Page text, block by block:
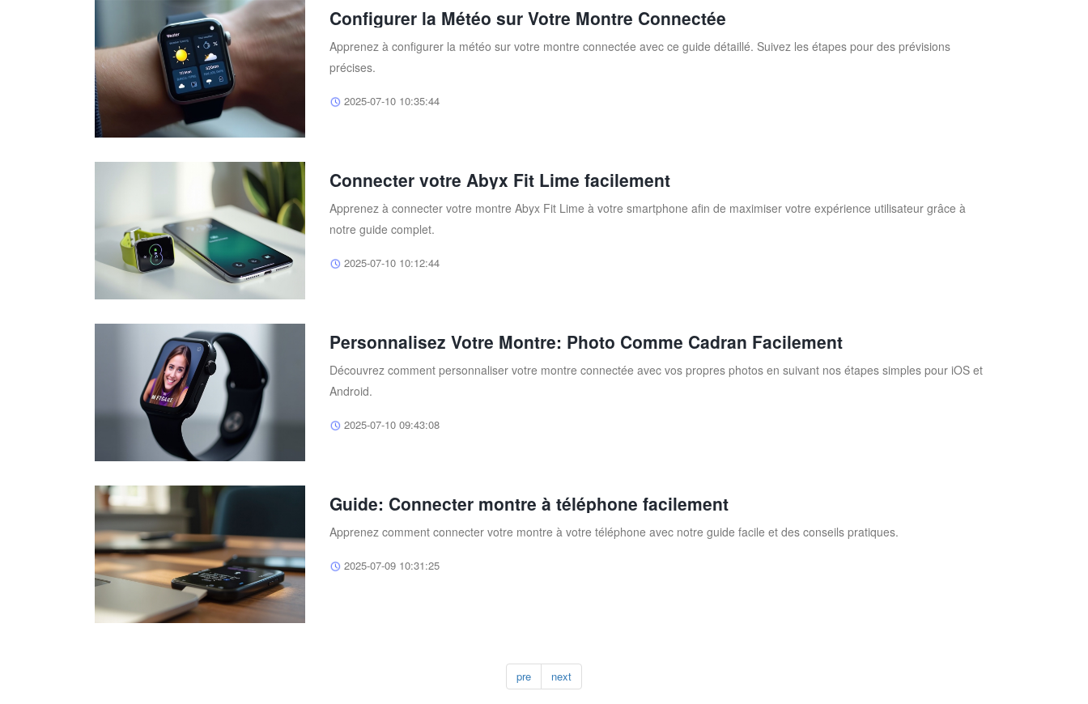
Configurer la Météo sur Votre Montre Connectée
Apprenez à configurer la météo sur votre montre connectée avec ce guide détaillé. Suivez les étapes pour des prévisions
précises.
2025-07-10 10:35:44
Connecter votre Abyx Fit Lime facilement
Apprenez à connecter votre montre Abyx Fit Lime à votre smartphone afin de maximiser votre expérience utilisateur grâce à
notre guide complet.
2025-07-10 10:12:44
Personnalisez Votre Montre: Photo Comme Cadran Facilement
Découvrez comment personnaliser votre montre connectée avec vos propres photos en suivant nos étapes simples pour iOS et
Android.
2025-07-10 09:43:08
Guide: Connecter montre à téléphone facilement
Apprenez comment connecter votre montre à votre téléphone avec notre guide facile et des conseils pratiques.
2025-07-09 10:31:25
pre next